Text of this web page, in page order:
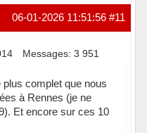
#11
06-01-2026 11:51:56
Messages: 3 951
complet que nous
à Rennes (je ne
Et encore sur ces 10